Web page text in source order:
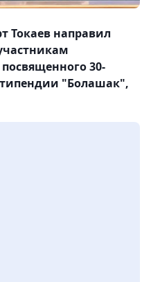
Токаев направил
30-
"Болашак",